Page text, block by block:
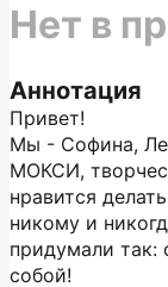
Аннотация
Привет!
Мы - Софина,
МОКСИ,
нравится
никому и
придумали так:
собой!
Нет в